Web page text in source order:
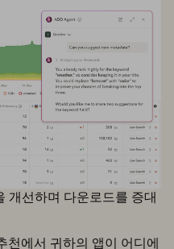
개선하며 다운로드를 증대
천에서 귀하의 앱이 어디에